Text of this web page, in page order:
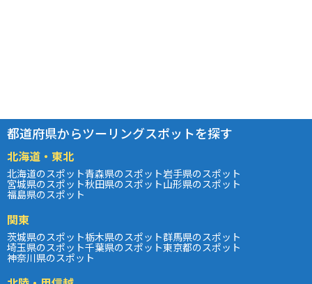
都道府県からツーリングスポットを探す
北海道・東北
北海道のスポット青森県のスポット岩手県のスポット
宮城県のスポット秋田県のスポット山形県のスポット
福島県のスポット
関東
茨城県のスポット栃木県のスポット群馬県のスポット
埼玉県のスポット千葉県のスポット東京都のスポット
神奈川県のスポット